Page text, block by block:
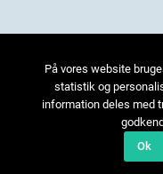
På vores website
statistik og
information deles med
Ok